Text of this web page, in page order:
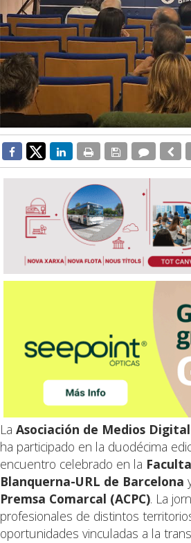
La Asociación de Medios
ha participado en la duodécima
encuentro celebrado en la
Blanquerna-URL de Barcelona
Premsa Comarcal (ACPC). La
profesionales de distintos
oportunidades vinculadas a la